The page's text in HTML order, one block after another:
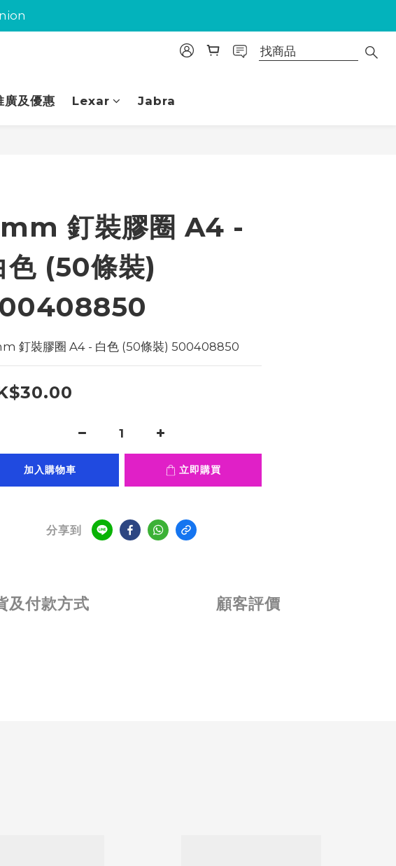
廣及優惠 Lexar Jabra
釘裝膠圈 A4 -
色 (50條裝)
釘裝膠圈 A4 - 白色 (50條裝) 500408850
加入購物車 立即購買
分享到
及付款方式 顧客評價